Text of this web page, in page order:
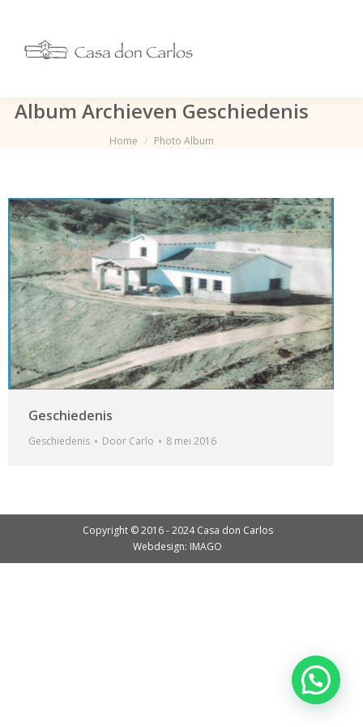
Album Archieven Geschiedenis
Je bent hier:
Home Photo Album
Geschiedenis
Geschiedenis Door Carlo 8 mei 2016
Copyright © 2016 - 2024 Casa don Carlos
Webdesign: IMAGO